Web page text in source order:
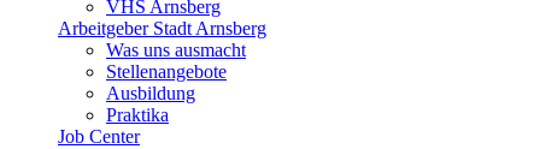
VHS Arnsberg
Arbeitgeber Stadt Arnsberg
Was uns ausmacht
Stellenangebote
Ausbildung
Praktika
Job Center